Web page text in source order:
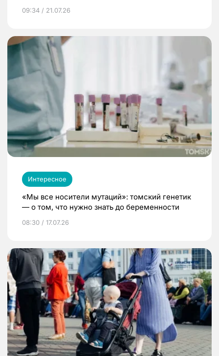
09:34 / 21.07.26
Интересное
«Мы все носители мутаций»: томский генетик
— о том, что нужно знать до беременности
08:30 / 17.07.26